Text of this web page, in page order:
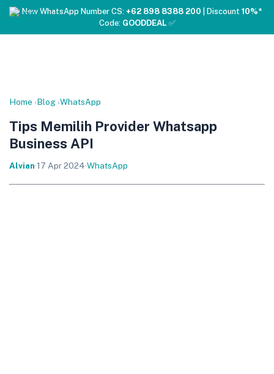
❤️ New WhatsApp Number CS: +62 898 8388 200 | Discount 10%*
Code: GOODDEAL ✅
Home ›Blog ›WhatsApp
Tips Memilih Provider Whatsapp
Business API
Alvian·17 Apr 2024·WhatsApp